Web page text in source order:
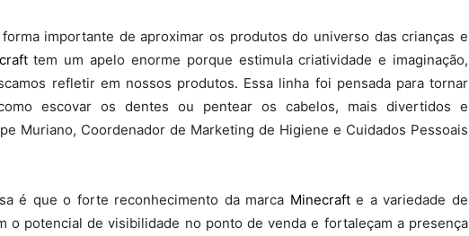
importante de aproximar os produtos do universo das crianças e
tem um apelo enorme porque estimula criatividade e imaginação,
refletir em nossos produtos. Essa linha foi pensada para tornar
escovar os dentes ou pentear os cabelos, mais divertidos e
Muriano, Coordenador de Marketing de Higiene e Cuidados Pessoais
é que o forte reconhecimento da marca Minecrafte a variedade de
o potencial de visibilidade no ponto de venda e fortaleçam a presença